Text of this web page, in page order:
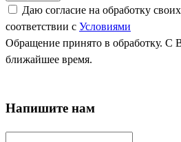
Даю согласие на обработку
соответствии с Условиями
Обращение принято в обработку. С
ближайшее время.
Напишите нам